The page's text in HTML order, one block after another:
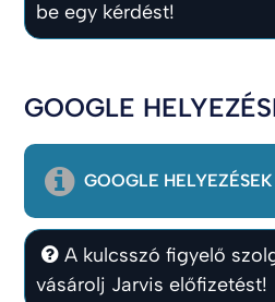
be egy kérdést!
GOOGLE
GOOGLE HELYEZÉSEK
A kulcsszó figyelő
vásárolj Jarvis előfizetést!